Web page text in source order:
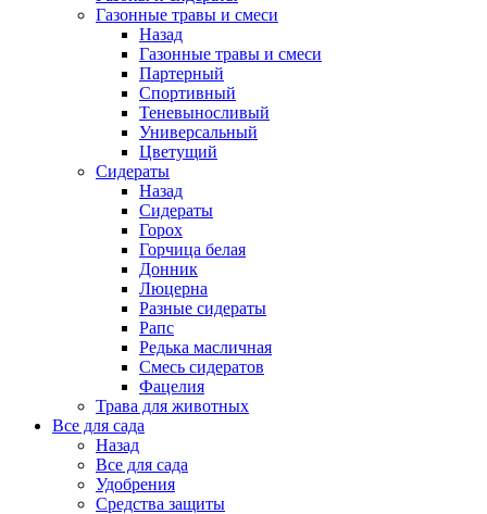
Газонные травы и смеси
Назад
Газонные травы и смеси
Партерный
Спортивный
Теневыносливый
Универсальный
Цветущий
Сидераты
Назад
Сидераты
Горох
Горчица белая
Донник
Люцерна
Разные сидераты
Рапс
Редька масличная
Смесь сидератов
Фацелия
Трава для животных
Все для сада
Назад
Все для сада
Удобрения
Средства защиты